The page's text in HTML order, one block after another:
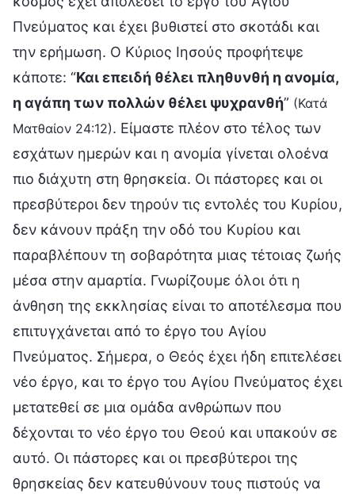
Πνεύματος και έχει βυθιστεί στο σκοτάδι και
την ερήμωση. Ο Κύριος Ιησούς προφήτεψε
κάποτε: “Και επειδή θέλει πληθυνθή η ανομία,
η αγάπη των πολλών θέλει ψυχρανθή” (Κατά
Ματθαίον 24:12). Είμαστε πλέον στο τέλος των
εσχάτων ημερών και η ανομία γίνεται ολοένα
πιο διάχυτη στη θρησκεία. Οι πάστορες και οι
πρεσβύτεροι δεν τηρούν τις εντολές του Κυρίου,
δεν κάνουν πράξη την οδό του Κυρίου και
παραβλέπουν τη σοβαρότητα μιας τέτοιας ζωής
μέσα στην αμαρτία. Γνωρίζουμε όλοι ότι η
άνθηση της εκκλησίας είναι το αποτέλεσμα που
επιτυγχάνεται από το έργο του Αγίου
Πνεύματος. Σήμερα, ο Θεός έχει ήδη επιτελέσει
νέο έργο, και το έργο του Αγίου Πνεύματος έχει
μετατεθεί σε μια ομάδα ανθρώπων που
δέχονται το νέο έργο του Θεού και υπακούν σε
αυτό. Οι πάστορες και οι πρεσβύτεροι της
θρησκείας δεν κατευθύνουν τους πιστούς να